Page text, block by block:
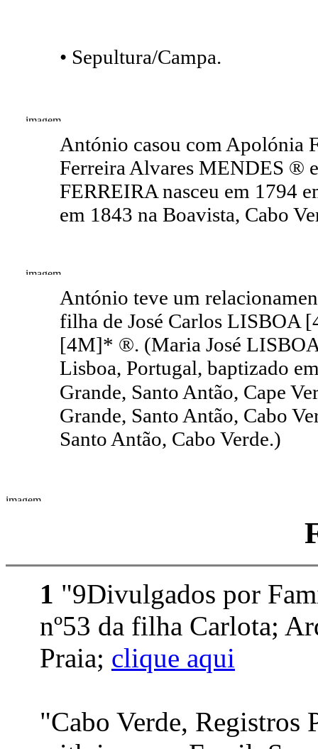
• Sepultura/Campa.
António casou com Apolónia
Ferreira Alvares MENDES ®
FERREIRA nasceu em 1794
em 1843 na Boavista, Cabo
António teve um
filha de José Carlos LISBOA
[4M]* ®. (Maria José
Lisboa, Portugal, baptizado
Grande, Santo Antão, Cape
Grande, Santo Antão, Cabo
Santo Antão, Cabo Verde.)
1 "9Divulgados por
nº53 da filha Carlota;
Praia; clique aqui
"Cabo Verde, Registros